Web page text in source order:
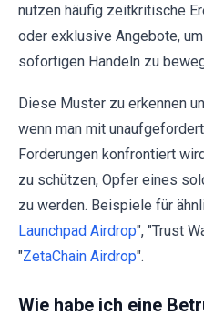
nutzen häufig zeitkritische
oder exklusive Angebote,
sofortigen Handeln zu
Diese Muster zu erkennen
wenn man mit
Forderungen konfrontiert
zu schützen, Opfer eines
zu werden. Beispiele für
Launchpad Airdrop", "Trust
"ZetaChain Airdrop".
Wie habe ich eine